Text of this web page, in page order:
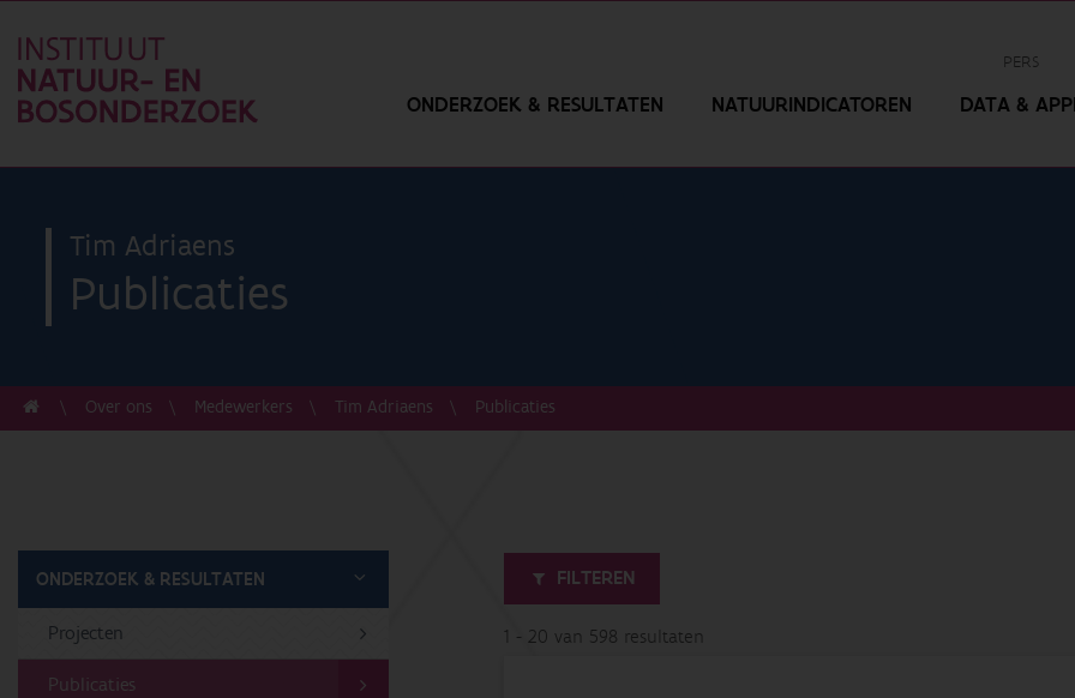
PERS
ONDERZOEK & RESULTATEN NATUURINDICATOREN DATA &
Tim Adriaens
Publicaties
Over ons Medewerkers Tim Adriaens Publicaties
ONDERZOEK & RESULTATEN
Projecten
Publicaties
FILTEREN
1 - 20 van 598 resultaten